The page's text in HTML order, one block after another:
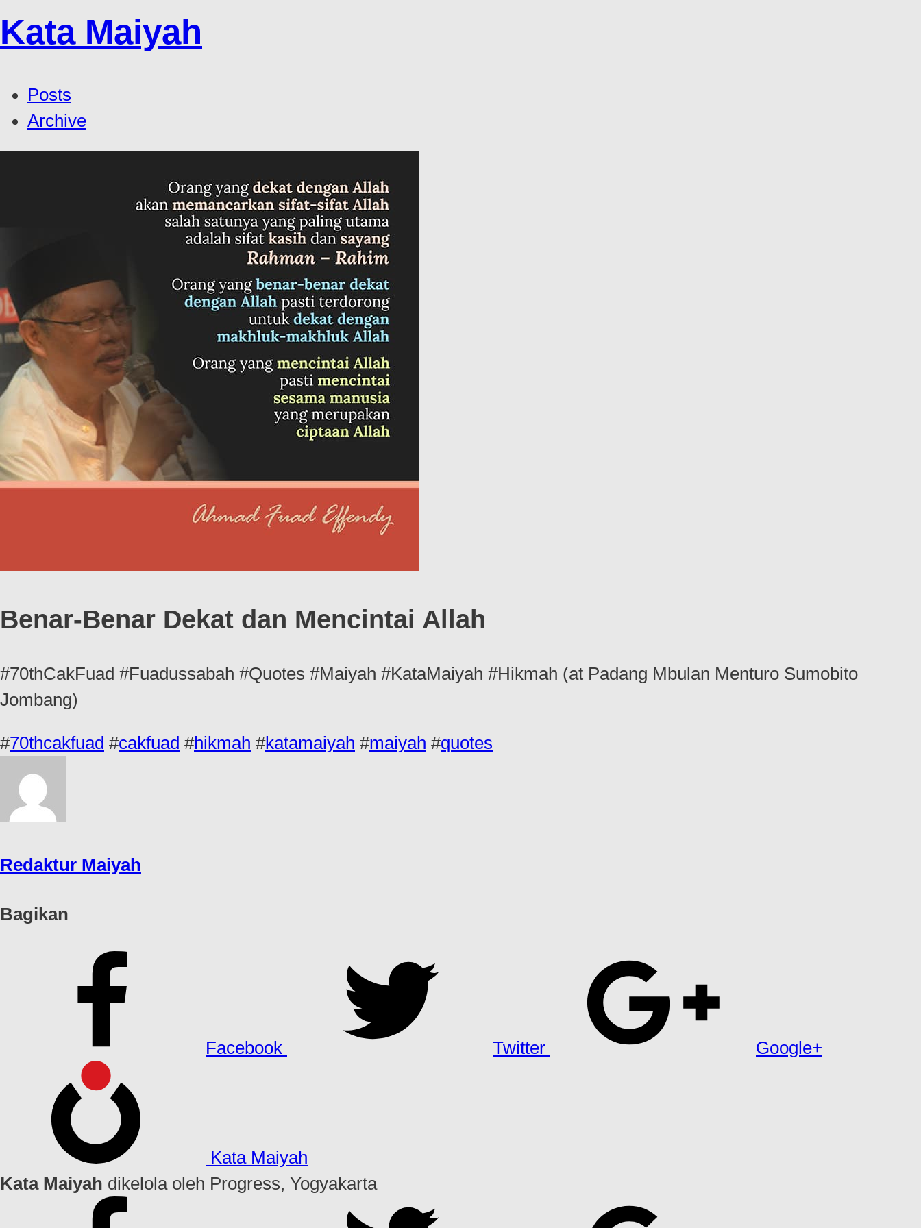
Kata Maiyah
Posts
Archive
Benar-Benar Dekat dan Mencintai Allah
#70thCakFuad #Fuadussabah #Quotes #Maiyah #KataMaiyah #Hikmah (at Padang Mbulan Menturo Sumobito
Jombang)
#70thcakfuad #cakfuad #hikmah #katamaiyah #maiyah #quotes
Redaktur Maiyah
Bagikan
Facebook Twitter Google+
Kata Maiyah
Kata Maiyah dikelola oleh Progress, Yogyakarta